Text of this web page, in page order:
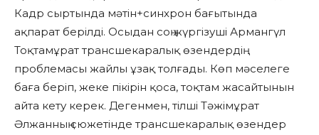
Кадр сыртында мәтін+синхрон бағытында
ақпарат берілді. Осыдан соң жүргізуші Армангүл
Тоқтамұрат трансшекаралық өзендердің
проблемасы жайлы ұзақ толғады. Көп мәселеге
баға беріп, жеке пікірін қоса, тоқтам жасайтынын
айта кету керек. Дегенмен, тілші Тәжімұрат
Әлжанның сюжетінде трансшекаралық өзендер